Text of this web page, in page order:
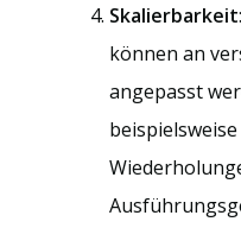
Skalierbarkeit
können an
angepasst